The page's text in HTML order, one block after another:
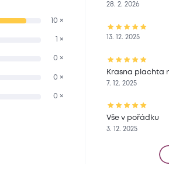
10 ×
1 ×
0 ×
0 ×
0 ×
28. 2. 2026
13. 12. 2025
Krasna plachta
7. 12. 2025
Vše v pořádku
3. 12. 2025